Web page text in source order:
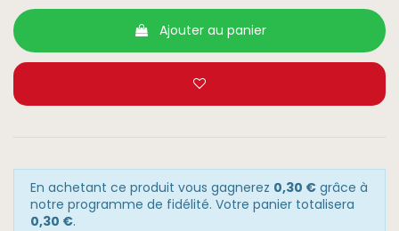
Ajouter au panier
En achetant ce produit vous gagnerez 0,30 €grâce à
notre programme de fidélité. Votre panier totalisera
0,30 €.